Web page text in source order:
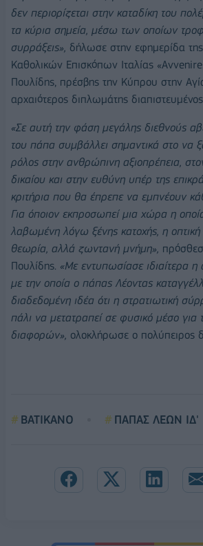
δεν περιορίζεται στην καταδίκη του
τα κύρια σημεία, μέσω των οποίων
συρράξεις», δήλωσε στην εφημερίδα
Καθολικών Επισκόπων Ιταλίας
Πουλίδης, πρέσβης την Κύπρου στην
αρχαιότερος διπλωμάτης
«Σε αυτή την φάση μεγάλης διεθνούς
του πάπα συμβάλλει σημαντικά στο να
ρόλος στην ανθρώπινη αξιοπρέπεια,
δικαίου και στην ευθύνη υπέρ της
κριτήρια που θα έπρεπε να εμπνέουν
Για όποιον εκπροσωπεί μια χώρα η
λαβωμένη λόγω ξένης κατοχής, η οπτική
θεωρία, αλλά ζωντανή μνήμη»,
Πουλίδης. «Με εντυπωσίασε ιδιαίτερα η
με την οποία ο πάπας Λέοντας
διαδεδομένη ιδέα ότι η στρατιωτική
πάλι να μετατραπεί σε φυσικό μέσο για
διαφορών», ολοκλήρωσε ο πολύπειρος
ΒΑΤΙΚΑΝΟ ΠΑΠΑΣ ΛΕΩΝ ΙΔ'